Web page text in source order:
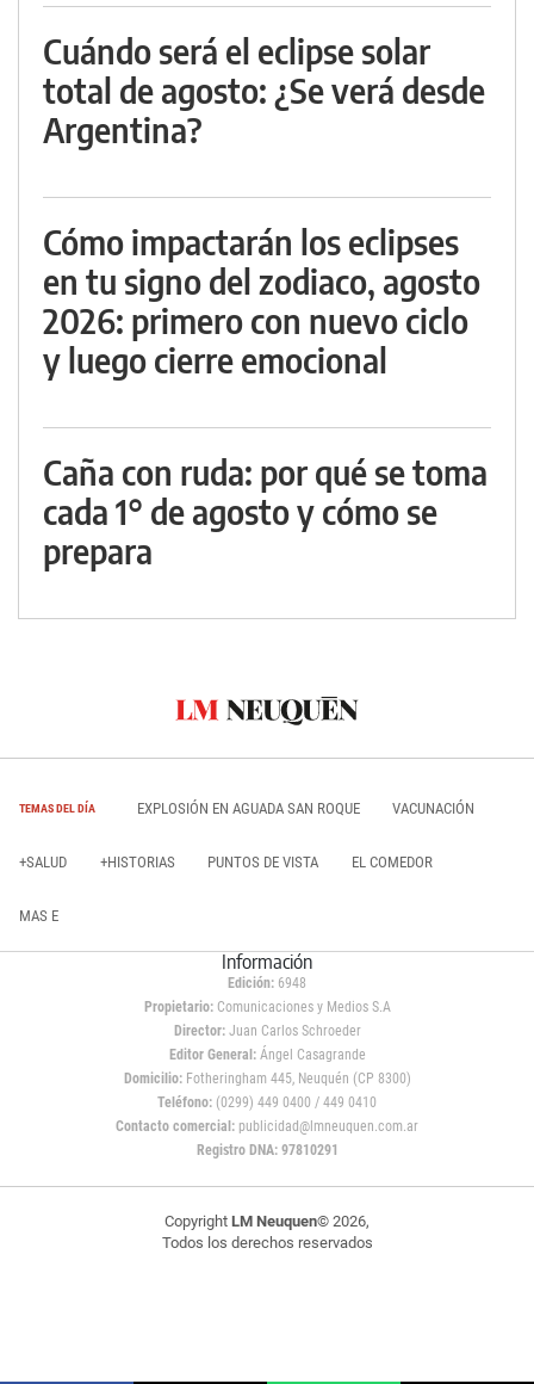
Cuándo será el eclipse solar
total de agosto: ¿Se verá desde
Argentina?
Cómo impactarán los eclipses
en tu signo del zodiaco, agosto
2026: primero con nuevo ciclo
y luego cierre emocional
Caña con ruda: por qué se toma
cada 1° de agosto y cómo se
prepara
TEMAS DEL DÍA EXPLOSIÓN EN AGUADA SAN ROQUE VACUNACIÓN
+SALUD +HISTORIAS PUNTOS DE VISTA EL COMEDOR
MAS E
Información
Edición: 6948
Propietario:Comunicaciones y Medios S.A
Director: Juan Carlos Schroeder
Editor General:Ángel Casagrande
Domicilio:Fotheringham 445, Neuquén (CP 8300)
Teléfono: (0299) 449 0400 / 449 0410
Contacto comercial: publicidad@lmneuquen.com.ar
Registro DNA: 97810291
Copyright LM Neuquen© 2026,
Todos los derechos reservados